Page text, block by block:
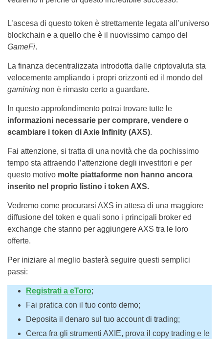
L’ascesa di questo token è strettamente legata all’universo
blockchain e a quello che è il nuovissimo campo del
GameFi.
La finanza decentralizzata introdotta dalle criptovaluta sta
velocemente ampliando i propri orizzonti ed il mondo del
gamining non è rimasto certo a guardare.
In questo approfondimento potrai trovare tutte le
informazioni necessarie per comprare, vendere o
scambiare i token di Axie Infinity (AXS).
Fai attenzione, si tratta di una novità che da pochissimo
tempo sta attraendo l’attenzione degli investitori e per
questo motivo molte piattaforme non hanno ancora
inserito nel proprio listino i token AXS.
Vedremo come procurarsi AXS in attesa di una maggiore
diffusione del token e quali sono i principali broker ed
exchange che stanno per aggiungere AXS tra le loro
offerte.
Per iniziare al meglio basterà seguire questi semplici
passi:
Registrati a eToro;
Fai pratica con il tuo conto demo;
Deposita il denaro sul tuo account di trading;
Cerca fra gli strumenti AXIE, prova il copy trading e le